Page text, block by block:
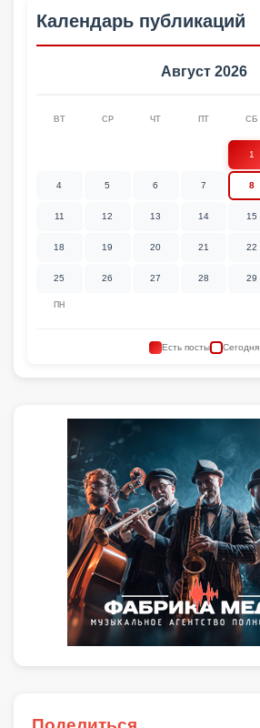
Календарь публикаций
Август 2026
ПН
ВТ СР ЧТ ПТ СБ
1
4 5 6 7 8
11 12 13 14 15
18 19 20 21 22
25 26 27 28 29
Есть посты Сегодня